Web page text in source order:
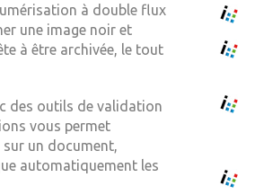
à double flux
une image noir et
à être archivée, le tout
des outils de validation
vous permet
un document,
automatiquement les